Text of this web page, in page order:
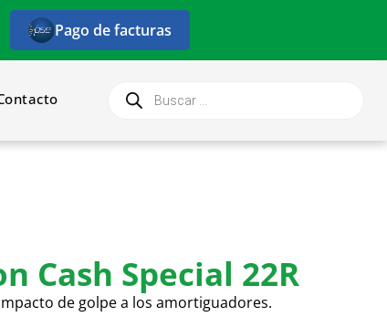
Pago de facturas
Cash Special 22R
de golpe a los amortiguadores.